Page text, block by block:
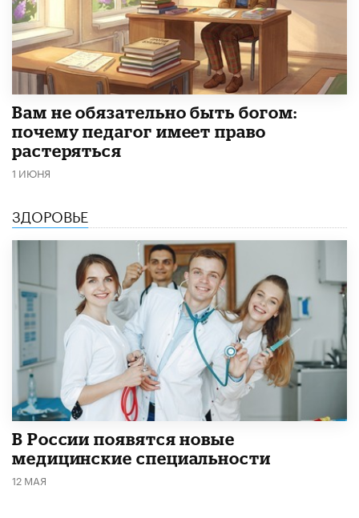
​Вам не обязательно быть богом:
почему педагог имеет право
растеряться
1 ИЮНЯ
ЗДОРОВЬЕ
В России появятся новые
медицинские специальности
12 МАЯ